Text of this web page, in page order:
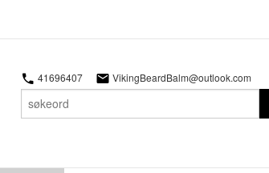
41696407 VikingBeardBalm@outlook.com